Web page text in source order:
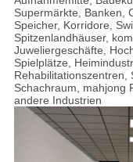
Supermärkte, Banken,
Speicher, Korridore,
Spitzenlandhäuser,
Juweliergeschäfte,
Spielplätze,
Rehabilitationszentren,
Schachraum, mahjong
andere Industrien